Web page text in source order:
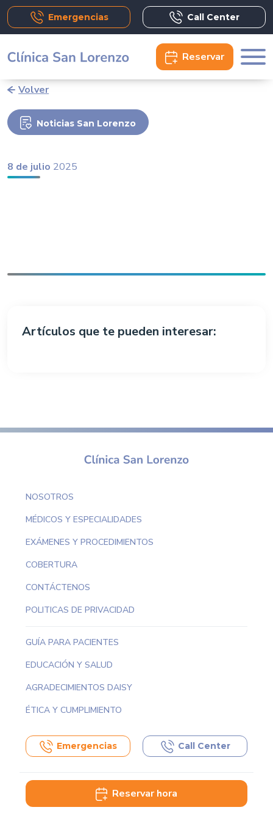
Emergencias Call Center
Reservar
Volver
Noticias San Lorenzo
8 de julio 2025
Artículos que te pueden interesar:
NOSOTROS
MÉDICOS Y ESPECIALIDADES
EXÁMENES Y PROCEDIMIENTOS
COBERTURA
CONTÁCTENOS
POLITICAS DE PRIVACIDAD
GUÍA PARA PACIENTES
EDUCACIÓN Y SALUD
AGRADECIMIENTOS DAISY
ÉTICA Y CUMPLIMIENTO
Emergencias Call Center
Reservar hora